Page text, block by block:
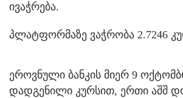
ივაჭრება.
პლატფორმაზე ვაჭრობა 2.7246
ეროვნული ბანკის მიერ 9
დადგენილი კურსით, ერთი აშშ